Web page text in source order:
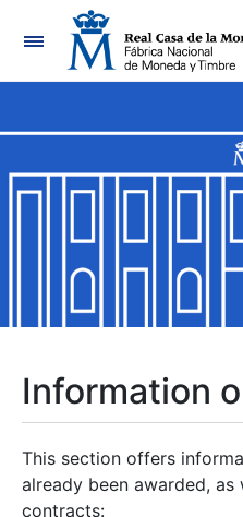
Navigation
Show/Hide
Show/Hide
Show/Hide
Information
This section offers
already been awarded,
contracts: